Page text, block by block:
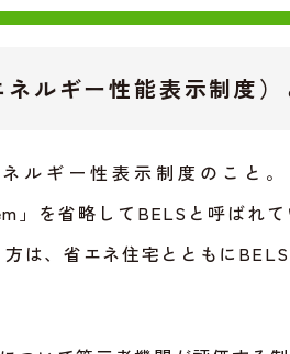
ルギー性能表示制度）
ルギー性表示制度のこと。
を省略してBELSと呼ばれて
は、省エネ住宅とともに